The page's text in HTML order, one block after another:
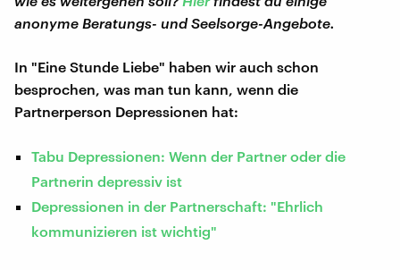
anonyme Beratungs- und Seelsorge-Angebote.
In "Eine Stunde Liebe" haben wir auch schon
besprochen, was man tun kann, wenn die
Partnerperson Depressionen hat:
Tabu Depressionen: Wenn der Partner oder die
Partnerin depressiv ist
Depressionen in der Partnerschaft: "Ehrlich
kommunizieren ist wichtig"